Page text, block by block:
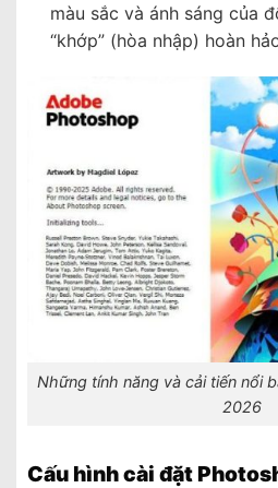
màu sắc và ánh sáng của
“khớp” (hòa nhập) hoàn
Những tính năng và cải tiến nổi
2026
Cấu hình cài đặt